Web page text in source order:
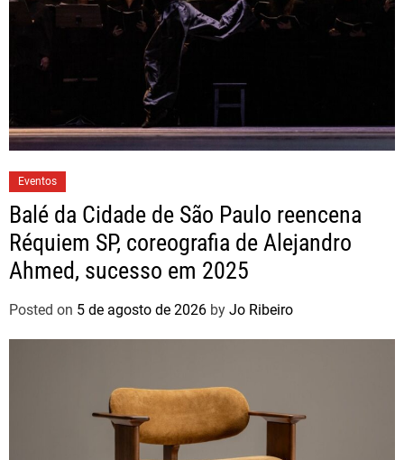
Eventos
Balé da Cidade de São Paulo reencena
Réquiem SP, coreografia de Alejandro
Ahmed, sucesso em 2025
Posted on 5 de agosto de 2026 by Jo Ribeiro